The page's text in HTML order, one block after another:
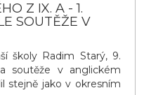
Z IX. A - 1.
SOUTĚŽE V
školy Radim Starý, 9.
soutěže v anglickém
stejně jako v okresním